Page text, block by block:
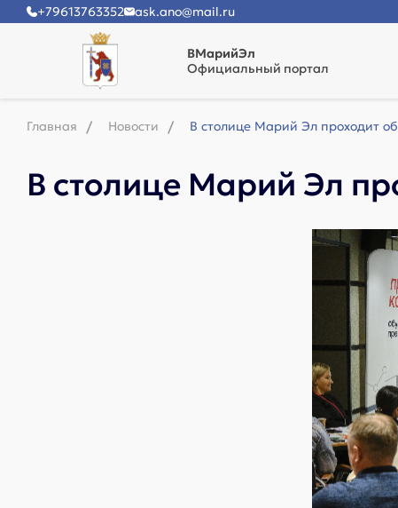
+79613763352 ask.ano@mail.ru
ВМарийЭл
Официальный портал
Главная Новости В столице Марий Эл проходит
В столице Марий Эл